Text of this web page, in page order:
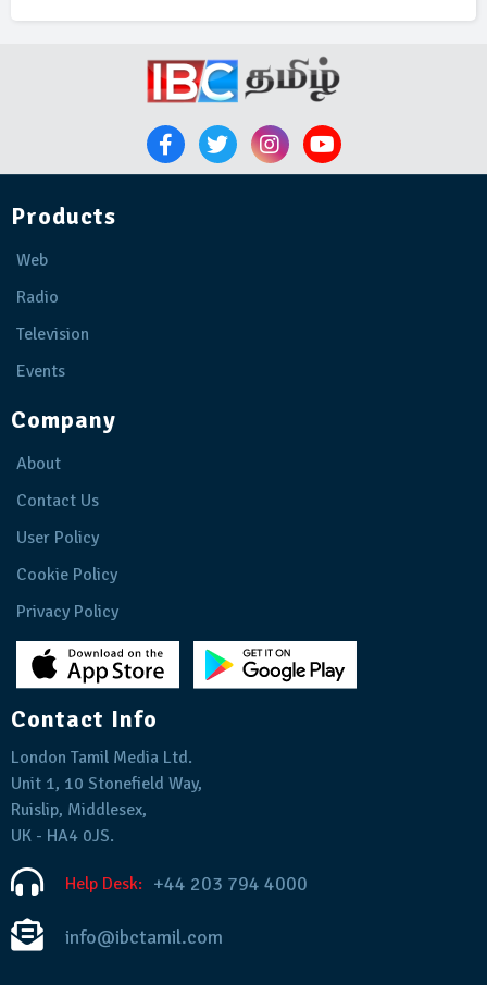
Products
Web
Radio
Television
Events
Company
About
Contact Us
User Policy
Cookie Policy
Privacy Policy
Contact Info
London Tamil Media Ltd.
Unit 1, 10 Stonefield Way,
Ruislip, Middlesex,
UK - HA4 0JS.
Help Desk: +44 203 794 4000
info@ibctamil.com